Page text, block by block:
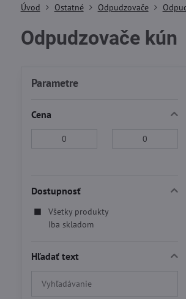
Úvod Ostatné Odpudzovače
Odpudzovače kún
Parametre
Cena
Dostupnosť
Všetky produkty
Iba skladom
Hľadať text
Prehľadať
výsledky